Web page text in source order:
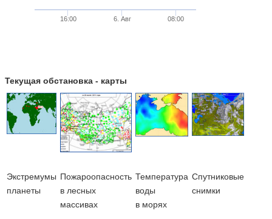
16:00 6. Авг 08:00
Текущая обстановка - карты
Экстремумы
планеты
Пожароопасность
в лесных
массивах
Температура
воды
в морях
Cпутниковые
снимки